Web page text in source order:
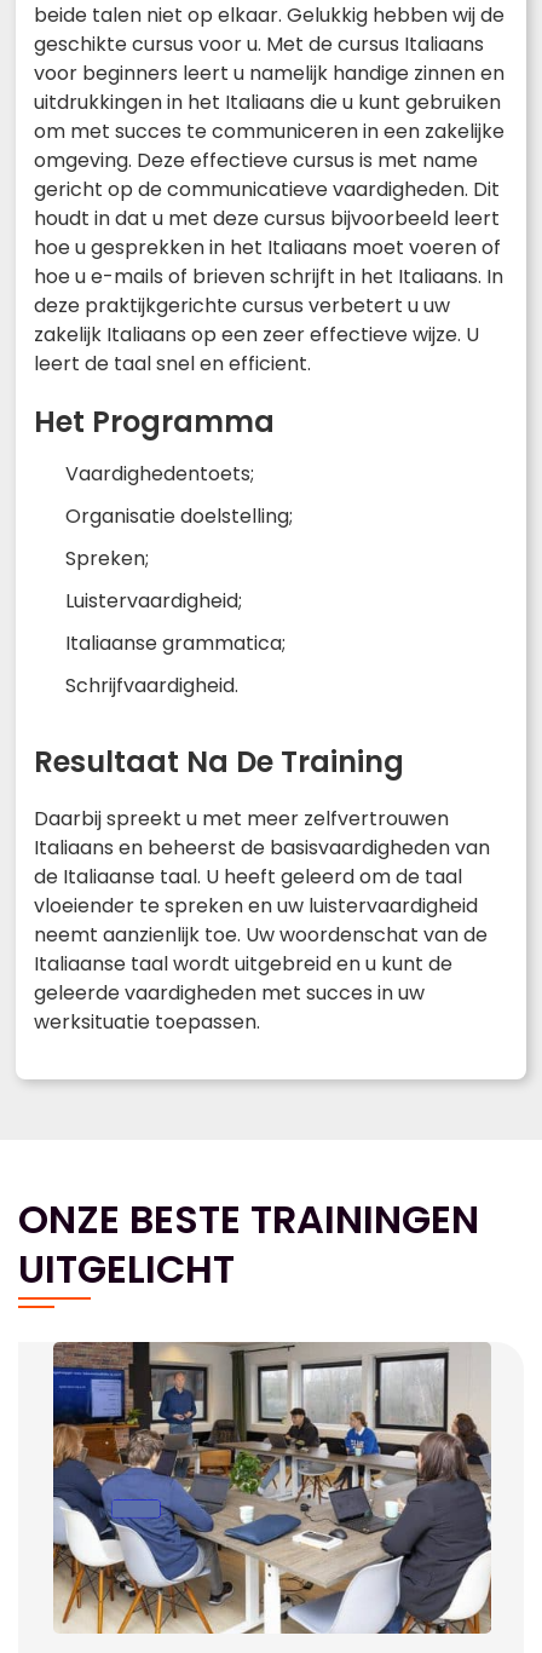
beide talen niet op elkaar. Gelukkig hebben wij de
geschikte cursus voor u. Met de cursus Italiaans
voor beginners leert u namelijk handige zinnen en
uitdrukkingen in het Italiaans die u kunt gebruiken
om met succes te communiceren in een zakelijke
omgeving. Deze effectieve cursus is met name
gericht op de communicatieve vaardigheden. Dit
houdt in dat u met deze cursus bijvoorbeeld leert
hoe u gesprekken in het Italiaans moet voeren of
hoe u e-mails of brieven schrijft in het Italiaans. In
deze praktijkgerichte cursus verbetert u uw
zakelijk Italiaans op een zeer effectieve wijze. U
leert de taal snel en efficient.
Het Programma
Vaardighedentoets;
Organisatie doelstelling;
Spreken;
Luistervaardigheid;
Italiaanse grammatica;
Schrijfvaardigheid.
Resultaat Na De Training
Daarbij spreekt u met meer zelfvertrouwen
Italiaans en beheerst de basisvaardigheden van
de Italiaanse taal. U heeft geleerd om de taal
vloeiender te spreken en uw luistervaardigheid
neemt aanzienlijk toe. Uw woordenschat van de
Italiaanse taal wordt uitgebreid en u kunt de
geleerde vaardigheden met succes in uw
werksituatie toepassen.
ONZE BESTE TRAININGEN
UITGELICHT